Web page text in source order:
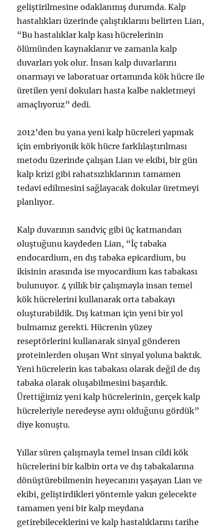
geliştirilmesine odaklanmış durumda. Kalp
hastalıkları üzerinde çalıştıklarını belirten Lian,
“Bu hastalıklar kalp kası hücrelerinin
ölümünden kaynaklanır ve zamanla kalp
duvarları yok olur. İnsan kalp duvarlarını
onarmayı ve laboratuar ortamında kök hücre ile
üretilen yeni dokuları hasta kalbe nakletmeyi
amaçlıyoruz” dedi.
2012’den bu yana yeni kalp hücreleri yapmak
için embriyonik kök hücre farklılaştırılması
metodu üzerinde çalışan Lian ve ekibi, bir gün
kalp krizi gibi rahatsızlıklarının tamamen
tedavi edilmesini sağlayacak dokular üretmeyi
planlıyor.
Kalp duvarının sandviç gibi üç katmandan
oluştuğunu kaydeden Lian, “İç tabaka
endocardium, en dış tabaka epicardium, bu
ikisinin arasında ise myocardium kas tabakası
bulunuyor. 4 yıllık bir çalışmayla insan temel
kök hücrelerini kullanarak orta tabakayı
oluşturabildik. Dış katman için yeni bir yol
bulmamız gerekti. Hücrenin yüzey
reseptörlerini kullanarak sinyal gönderen
proteinlerden oluşan Wnt sinyal yoluna baktık.
Yeni hücrelerin kas tabakası olarak değil de dış
tabaka olarak oluşabilmesini başardık.
Ürettiğimiz yeni kalp hücrelerinin, gerçek kalp
hücreleriyle neredeyse aynı olduğunu gördük”
diye konuştu.
Yıllar süren çalışmayla temel insan cildi kök
hücrelerini bir kalbin orta ve dış tabakalarına
dönüştürebilmenin heyecanını yaşayan Lian ve
ekibi, geliştirdikleri yöntemle yakın gelecekte
tamamen yeni bir kalp meydana
getirebileceklerini ve kalp hastalıklarını tarihe